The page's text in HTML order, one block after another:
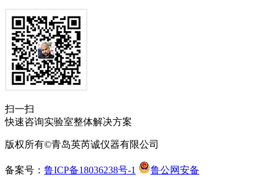
扫一扫
快速咨询实验室整体解决方案
版权所有©青岛英芮诚仪器有限公司
备案号： 鲁ICP备18036238号-1
鲁公网安备